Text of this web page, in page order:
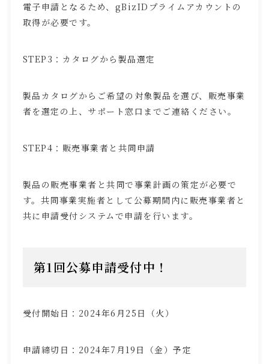
電子申請となるため、 gBizID プライムアカウントの
取得が必要です。
STEP3：カタログから製品選定
製品カタログからご希望の対象製品を選び、販売事業
者を選定の上、サポート窓口までご連絡ください。
STEP4：販売事業者と共同申請
製品の販売事業者と共同で事業計画の策定が必要で
す。共同事業実施者として公募期間内に販売事業者と
共に申請受付システムで申請を行います。
第1回公募申請受付中！
受付開始日： 2024年6 月 25 日（火）
申請締切日： 2024年7 月 19 日（金）予定